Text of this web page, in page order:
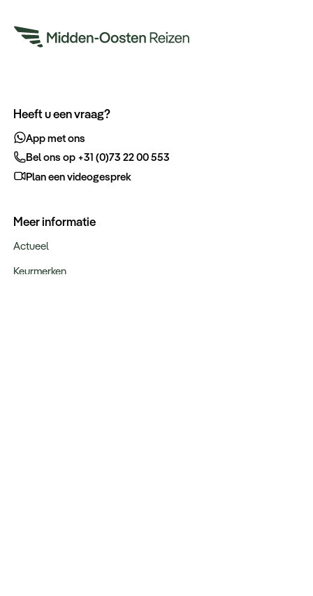
Heeft u een vraag?
App met ons
Bel ons op +31 (0)73 22 00 553
Plan een videogesprek
Meer informatie
Actueel
Keurmerken